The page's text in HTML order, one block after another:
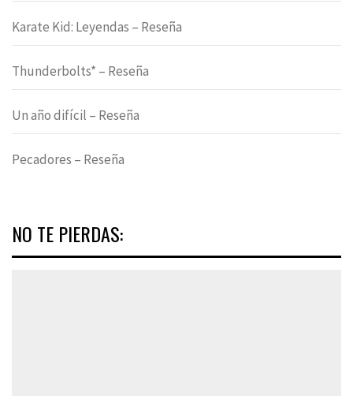
Karate Kid: Leyendas – Reseña
Thunderbolts* – Reseña
Un año difícil – Reseña
Pecadores – Reseña
NO TE PIERDAS: